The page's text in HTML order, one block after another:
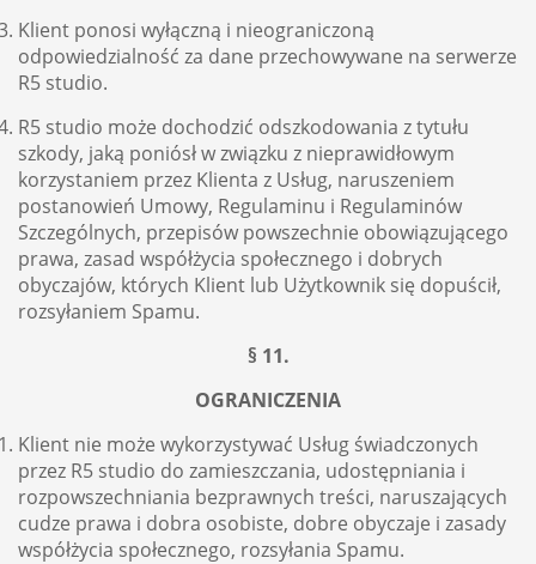
Klient ponosi wyłączną i nieograniczoną
odpowiedzialność za dane przechowywane na serwerze
R5 studio.
R5 studio może dochodzić odszkodowania z tytułu
szkody, jaką poniósł w związku z nieprawidłowym
korzystaniem przez Klienta z Usług, naruszeniem
postanowień Umowy, Regulaminu i Regulaminów
Szczególnych, przepisów powszechnie obowiązującego
prawa, zasad współżycia społecznego i dobrych
obyczajów, których Klient lub Użytkownik się dopuścił,
rozsyłaniem Spamu.
§ 11.
OGRANICZENIA
Klient nie może wykorzystywać Usług świadczonych
przez R5 studio do zamieszczania, udostępniania i
rozpowszechniania bezprawnych treści, naruszających
cudze prawa i dobra osobiste, dobre obyczaje i zasady
współżycia społecznego, rozsyłania Spamu.